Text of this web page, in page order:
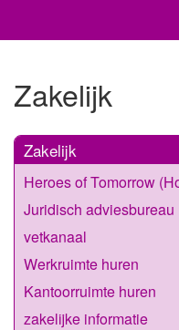
Zakelijk
Zakelijk
Heroes of Tomorrow
Juridisch adviesbureau
vetkanaal
Werkruimte huren
Kantoorruimte huren
zakelijke informatie